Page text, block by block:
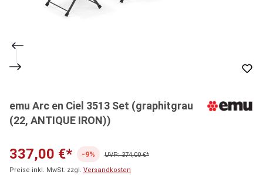
emu Arc en Ciel 3513 Set (graphitgrau
(22, ANTIQUE IRON))
337,00 €* -9%
UVP: 374,00 €*
Preise inkl. MwSt. zzgl. Versandkosten